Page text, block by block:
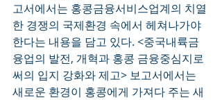
고서에서는 홍콩금융서비스업계의 치열
한 경쟁의 국제환경 속에서 헤쳐나가야
한다는 내용을 담고 있다. <중국내륙금
융업의 발전, 개혁과 홍콩 금융중심지로
써의 입지 강화와 제고> 보고서에서는
새로운 환경이 홍콩에게 가져다 주는 새